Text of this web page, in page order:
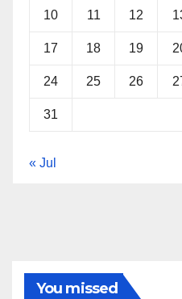
10 11 12
17 18 19
24 25 26
31
« Jul
You missed